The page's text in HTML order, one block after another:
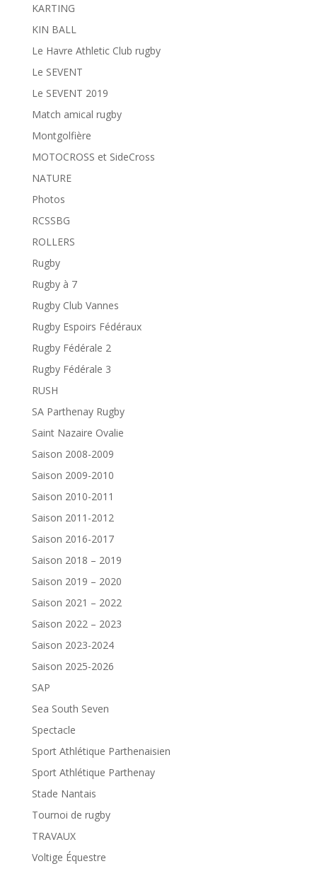
KARTING
KIN BALL
Le Havre Athletic Club rugby
Le SEVENT
Le SEVENT 2019
Match amical rugby
Montgolfière
MOTOCROSS et SideCross
NATURE
Photos
RCSSBG
ROLLERS
Rugby
Rugby à 7
Rugby Club Vannes
Rugby Espoirs Fédéraux
Rugby Fédérale 2
Rugby Fédérale 3
RUSH
SA Parthenay Rugby
Saint Nazaire Ovalie
Saison 2008-2009
Saison 2009-2010
Saison 2010-2011
Saison 2011-2012
Saison 2016-2017
Saison 2018 – 2019
Saison 2019 – 2020
Saison 2021 – 2022
Saison 2022 – 2023
Saison 2023-2024
Saison 2025-2026
SAP
Sea South Seven
Spectacle
Sport Athlétique Parthenaisien
Sport Athlétique Parthenay
Stade Nantais
Tournoi de rugby
TRAVAUX
Voltige Équestre